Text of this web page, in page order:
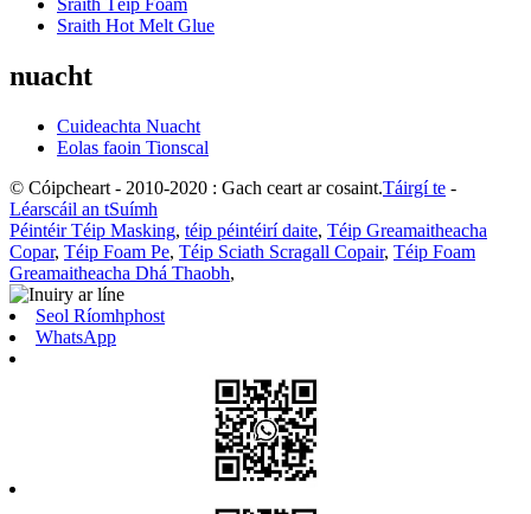
Sraith Téip Foam
Sraith Hot Melt Glue
nuacht
Cuideachta Nuacht
Eolas faoin Tionscal
© Cóipcheart - 2010-2020 : Gach ceart ar cosaint.Táirgí te -
Léarscáil an tSuímh
Péintéir Téip Masking, téip péintéirí daite, Téip Greamaitheacha
Copar, Téip Foam Pe, Téip Sciath Scragall Copair, Téip Foam
Greamaitheacha Dhá Thaobh,
Seol Ríomhphost
WhatsApp